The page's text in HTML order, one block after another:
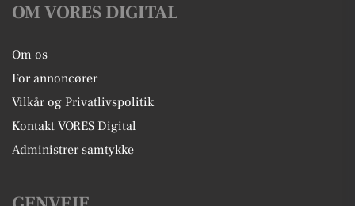
OM VORES DIGITAL
Om os
For annoncører
Vilkår og Privatlivspolitik
Kontakt VORES Digital
Administrer samtykke